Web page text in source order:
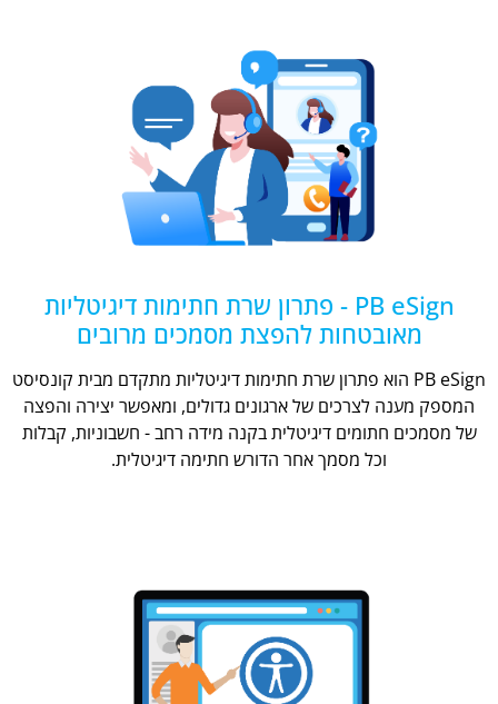
PB eSign - פתרון שרת חתימות דיגיטליות
מאובטחות להפצת מסמכים מרובים
PB eSign הוא פתרון שרת חתימות דיגיטליות מתקדם מבית קונסיסט
המספק מענה לצרכים של ארגונים גדולים, ומאפשר יצירה והפצה
של מסמכים חתומים דיגיטלית בקנה מידה רחב - חשבוניות, קבלות
וכל מסמך אחר הדורש חתימה דיגיטלית.